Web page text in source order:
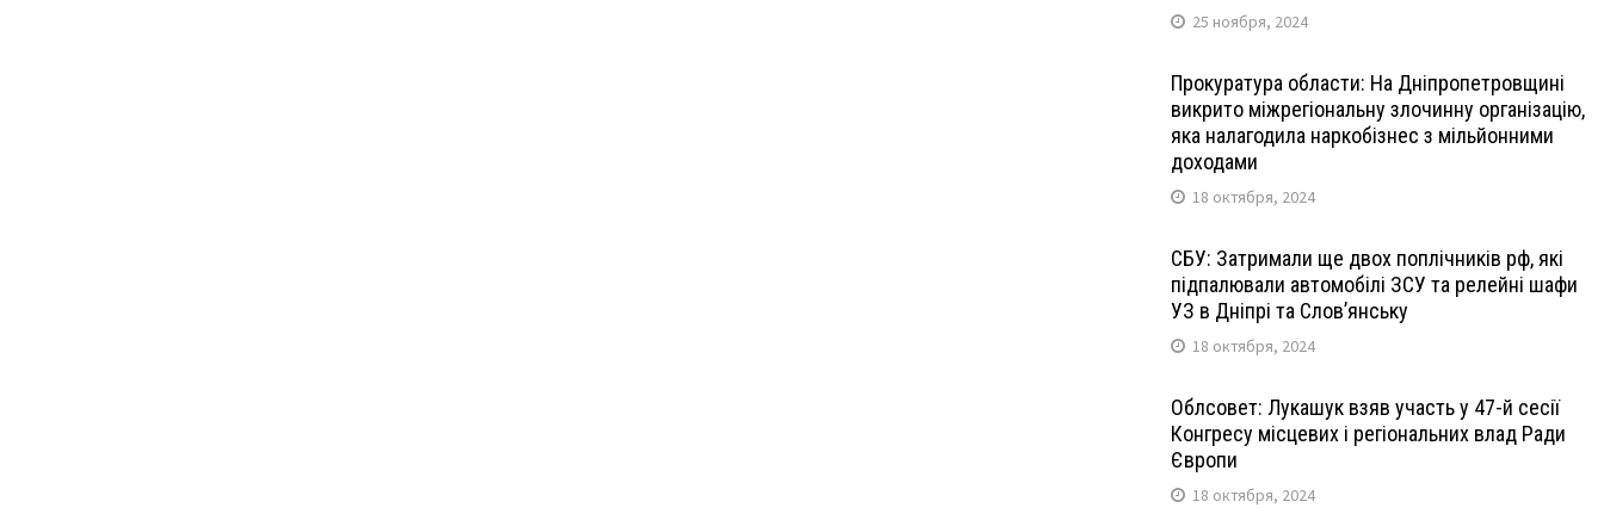
25 ноября, 2024
Прокуратура области: На Дніпропетровщині
викрито міжрегіональну злочинну організацію,
яка налагодила наркобізнес з мільйонними
доходами
18 октября, 2024
СБУ: Затримали ще двох поплічників рф, які
підпалювали автомобілі ЗСУ та релейні шафи
УЗ в Дніпрі та Слов’янську
18 октября, 2024
Облсовет: Лукашук взяв участь у 47-й сесії
Конгресу місцевих і регіональних влад Ради
Європи
18 октября, 2024